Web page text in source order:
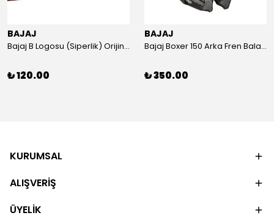
BAJAJ
Bajaj B Logosu (Siperlik) Orijinal
₺ 120.00
BAJAJ
Bajaj Boxer 150 Arka Fren Balatası Orijinal
₺ 350.00
KURUMSAL
ALIŞVERİŞ
ÜYELİK